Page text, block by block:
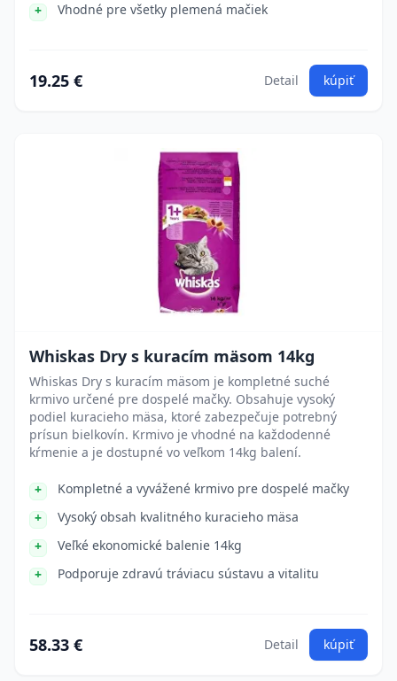
Vhodné pre všetky plemená mačiek
19.25 € Detail kúpiť
Whiskas Dry s kuracím mäsom 14kg
Whiskas Dry s kuracím mäsom je kompletné suché
krmivo určené pre dospelé mačky. Obsahuje vysoký
podiel kuracieho mäsa, ktoré zabezpečuje potrebný
prísun bielkovín. Krmivo je vhodné na každodenné
kŕmenie a je dostupné vo veľkom 14kg balení.
Kompletné a vyvážené krmivo pre dospelé mačky
Vysoký obsah kvalitného kuracieho mäsa
Veľké ekonomické balenie 14kg
Podporuje zdravú tráviacu sústavu a vitalitu
58.33 € Detail kúpiť